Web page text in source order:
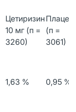
Цетиризин
10 мг (п =
3260)
(п =
3061)
1,63 % 0,95 %